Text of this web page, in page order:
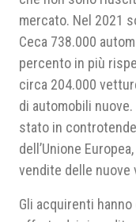
mercato. Nel 2021
Ceca 738.000
percento in più
circa 204.000
di automobili nuove.
stato in
dell’Unione
vendite delle
Gli acquirenti